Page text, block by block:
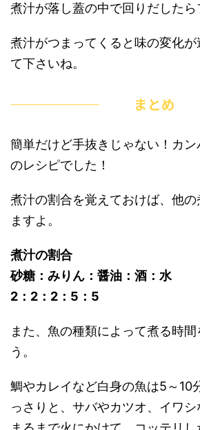
煮汁が落し蓋の中で回りだしたら
煮汁がつまってくると味の変化
て下さいね。
まとめ
簡単だけど手抜きじゃない！カ
のレシピでした！
煮汁の割合を覚えておけば、他の
ますよ。
煮汁の割合
砂糖：みりん：醤油：酒：水
2：2：2：5：5
また、魚の種類によって煮る時間
う。
鯛やカレイなど白身の魚は5～10
っさりと、サバやカツオ、イワ